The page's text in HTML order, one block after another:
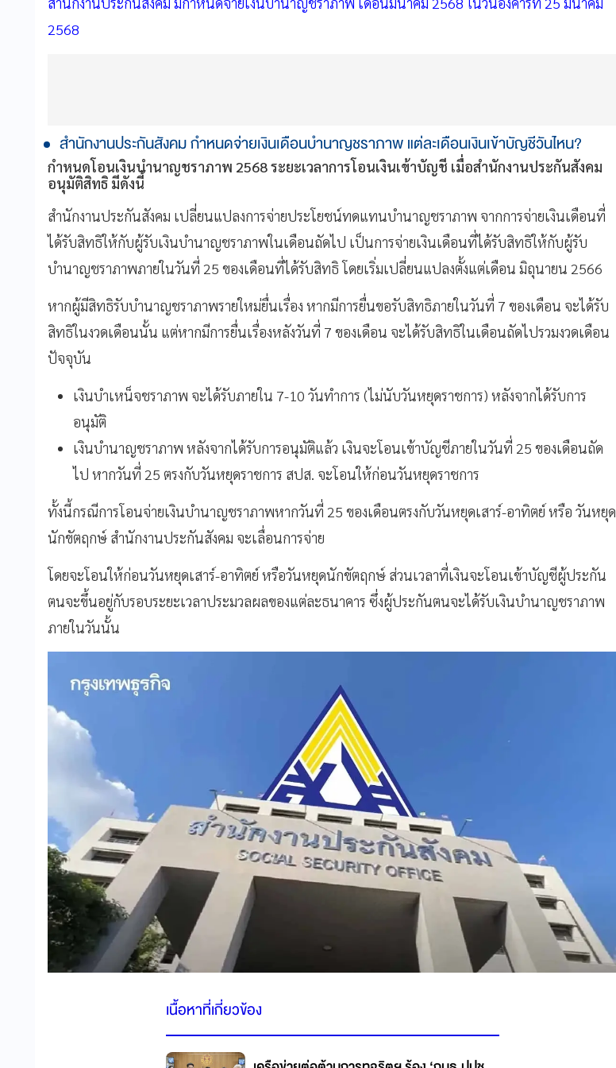
2568
สำนักงานประกันสังคม กำหนดจ่ายเงินเดือนบำนาญชราภาพ แต่ละเดือนเงินเข้าบัญชีวันไหน?
กำหนดโอนเงินบำนาญชราภาพ 2568 ระยะเวลาการโอนเงินเข้าบัญชี เมื่อสำนักงานประกันสังคม
อนุมัติสิทธิ มีดังนี้
สำนักงานประกันสังคม เปลี่ยนแปลงการจ่ายประโยชน์ทดแทนบำนาญชราภาพ จากการจ่ายเงินเดือนที่
ได้รับสิทธิให้กับผู้รับเงินบำนาญชราภาพในเดือนถัดไป เป็นการจ่ายเงินเดือนที่ได้รับสิทธิให้กับผู้รับ
บำนาญชราภาพภายในวันที่ 25 ของเดือนที่ได้รับสิทธิ โดยเริ่มเปลี่ยนแปลงตั้งแต่เดือน มิถุนายน 2566
หากผู้มีสิทธิรับบำนาญชราภาพรายใหม่ยื่นเรื่อง หากมีการยื่นขอรับสิทธิภายในวันที่ 7 ของเดือน จะได้รับ
สิทธิในงวดเดือนนั้น แต่หากมีการยื่นเรื่องหลังวันที่ 7 ของเดือน จะได้รับสิทธิในเดือนถัดไปรวมงวดเดือน
ปัจจุบัน
เงินบำเหน็จชราภาพ จะได้รับภายใน 7-10 วันทำการ (ไม่นับวันหยุดราชการ) หลังจากได้รับการ
อนุมัติ
เงินบำนาญชราภาพ หลังจากได้รับการอนุมัติแล้ว เงินจะโอนเข้าบัญชีภายในวันที่ 25 ของเดือนถัด
ไป หากวันที่ 25 ตรงกับวันหยุดราชการ สปส. จะโอนให้ก่อนวันหยุดราชการ
ทั้งนี้กรณีการโอนจ่ายเงินบำนาญชราภาพหากวันที่ 25 ของเดือนตรงกับวันหยุดเสาร์-อาทิตย์ หรือ วันหยุด
นักขัตฤกษ์ สำนักงานประกันสังคม จะเลื่อนการจ่าย
โดยจะโอนให้ก่อนวันหยุดเสาร์-อาทิตย์ หรือวันหยุดนักขัตฤกษ์ ส่วนเวลาที่เงินจะโอนเข้าบัญชีผู้ประกัน
ตนจะขึ้นอยู่กับรอบระยะเวลาประมวลผลของแต่ละธนาคาร ซึ่งผู้ประกันตนจะได้รับเงินบำนาญชราภาพ
ภายในวันนั้น
เนื้อหาที่เกี่ยวข้อง